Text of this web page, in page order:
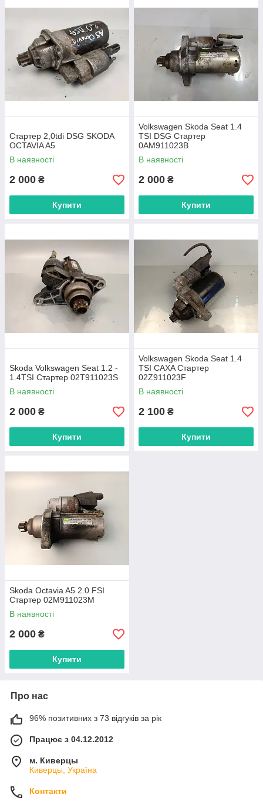
Стартер 2,0tdi DSG SKODA
OCTAVIA A5
В наявності
2 000 ₴
Купити
Volkswagen Skoda Seat 1.4
TSI DSG Стартер
0AM911023B
В наявності
2 000 ₴
Купити
Skoda Volkswagen Seat 1.2 -
1.4TSI Стартер 02T911023S
В наявності
2 000 ₴
Купити
Volkswagen Skoda Seat 1.4
TSI CAXA Стартер
02Z911023F
В наявності
2 100 ₴
Купити
Skoda Octavia A5 2.0 FSI
Стартер 02M911023M
В наявності
2 000 ₴
Купити
Про нас
96% позитивних з 73 відгуків за рік
Працює з 04.12.2012
м. Киверцы
Киверцы, Україна
Контакти